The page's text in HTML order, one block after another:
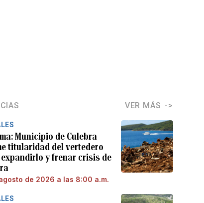
VER MÁS
Municipio de Culebra
titularidad del vertedero
y frenar crisis de
de 2026 a las 8:00 a.m.